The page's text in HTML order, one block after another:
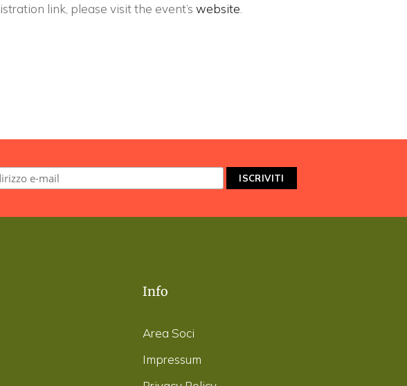
link, please visit the event’s website
Info
Area Soci
Impressum